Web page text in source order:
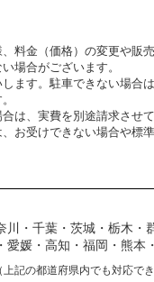
料金（価格）の変更や販
場合がございます。
ます。駐車できない場合
は、実費を別途請求させて
お受けできない場合や標
・千葉・茨城・栃木
愛媛・高知・福岡・熊本
記の都道府県内でも対応でき